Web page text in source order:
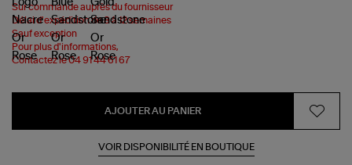
Sur commande auprès du fournisseur
Délai d'expédition de 8 à 12 semaines
Sauf exception
Pour plus d'informations,
Contactez le 04 91 44 61 67
AJOUTER AU PANIER
VOIR DISPONIBILITÉ EN BOUTIQUE